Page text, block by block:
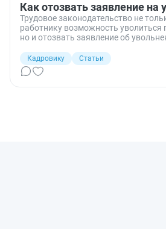
Как отозвать заявление на
Трудовое законодательство не
работнику возможность уволиться
но и отозвать заявление об
характер и имеет ряд ограничений.
узнаете, можно ли отозвать
какие условия для этого
Кадровику
Статьи